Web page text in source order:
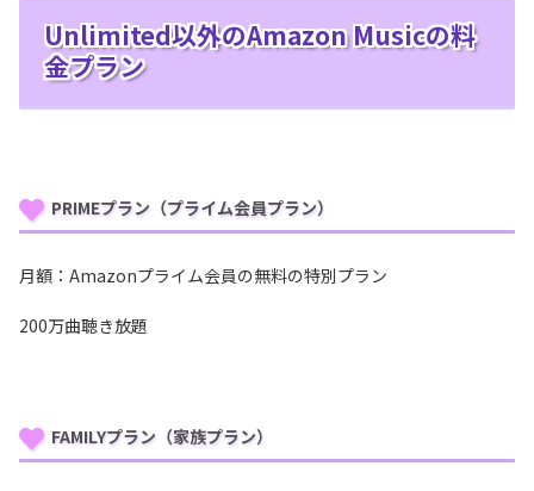
Unlimited以外のAmazon Musicの料
金プラン
PRIMEプラン（プライム会員プラン）
月額：Amazonプライム会員の無料の特別プラン
200万曲聴き放題
FAMILYプラン（家族プラン）